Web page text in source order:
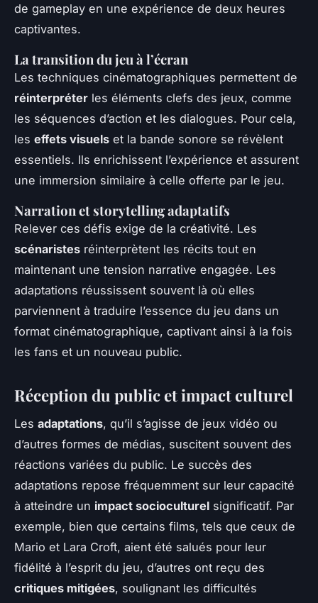
de gameplay en une expérience de deux heures
captivantes.
La transition du jeu à l’écran
Les techniques cinématographiques permettent de
réinterpréter les éléments clefs des jeux, comme
les séquences d’action et les dialogues. Pour cela,
les effets visuels et la bande sonore se révèlent
essentiels. Ils enrichissent l’expérience et assurent
une immersion similaire à celle offerte par le jeu.
Narration et storytelling adaptatifs
Relever ces défis exige de la créativité. Les
scénaristes réinterprètent les récits tout en
maintenant une tension narrative engagée. Les
adaptations réussissent souvent là où elles
parviennent à traduire l’essence du jeu dans un
format cinématographique, captivant ainsi à la fois
les fans et un nouveau public.
Réception du public et impact culturel
Les adaptations, qu’il s’agisse de jeux vidéo ou
d’autres formes de médias, suscitent souvent des
réactions variées du public. Le succès des
adaptations repose fréquemment sur leur capacité
à atteindre un impact socioculturel significatif. Par
exemple, bien que certains films, tels que ceux de
Mario et Lara Croft, aient été salués pour leur
fidélité à l’esprit du jeu, d’autres ont reçu des
critiques mitigées, soulignant les difficultés